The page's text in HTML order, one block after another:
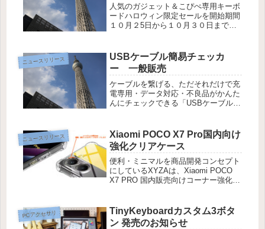
人気のガジェット＆こぴぺ専用キーボ
ードハロウィン限定セールを開始期間
１０月２5日から１０月３０日まで便
日より10月３１日までの７日間、人気
の小型ショートカットキーボー...
ニュースリリース
USBケーブル簡易チェッカ
ー 一般販売
ケーブルを繋げる、ただそれだけで充
電専用・データ対応・不良品がかんた
んにチェックできる「USBケーブル簡
上がり！不要なケーブルはメルカリや
ヤフオクなどへ「便利...
ニュースリリース
Xiaomi POCO X7 Pro国内向け
強化クリアケース
便利・ミニマルを商品開発コンセプト
にしているXYZAは、Xiaomi POCO
X7 PRO 国内販売向けコーナー強化バ
販売店およびamazon、当社ECサイト
にてお取り...
PCアクセサリ
TinyKeyboardカスタム3ボタ
ン 発売のお知らせ